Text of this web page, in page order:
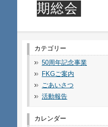
期総会
カテゴリー
50周年記念事業
FKGご案内
ごあいさつ
活動報告
カレンダー